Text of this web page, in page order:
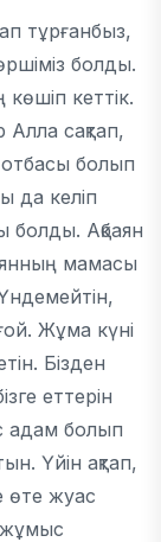
тұрғанбыз,
болды.
көшіп кеттік.
Алла сақтап,
болып
да келіп
болды. Ақбаян
мамасы
Жұма күні
Бізден
еттерін
адам болып
Үйін ақтап,
өте жуас
жұмыс